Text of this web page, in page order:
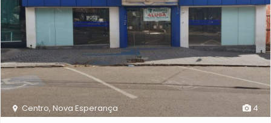
4
Centro, Nova Esperança